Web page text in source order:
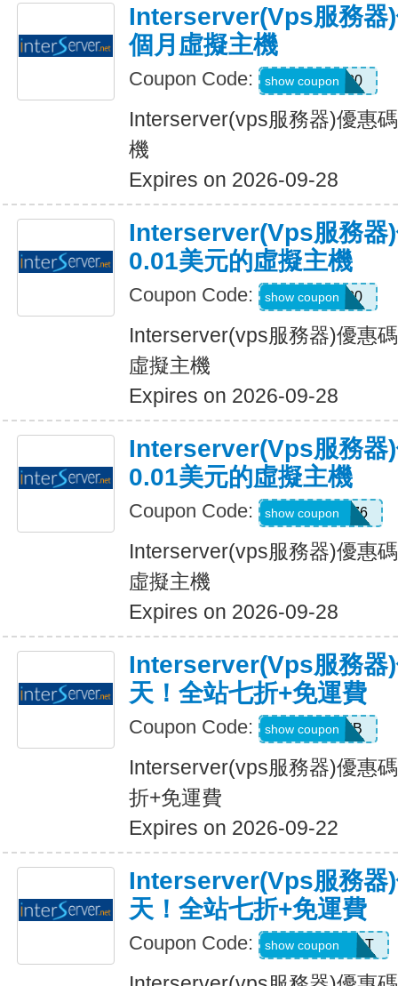
Interserver(vps服務器
個月虛擬主機
Coupon Code: GRABE80
show coupon
Interserver(vps服務器)優惠
機
Expires on 2026-09-28
Interserver(vps服務器
0.01美元的虛擬主機
Coupon Code: BAKHTU80
show coupon
Interserver(vps服務器)優惠
虛擬主機
Expires on 2026-09-28
Interserver(vps服務器
0.01美元的虛擬主機
Coupon Code: BESTHOST76
show coupon
Interserver(vps服務器)優惠
虛擬主機
Expires on 2026-09-28
Interserver(vps服務器
天！全站七折+免運費
Coupon Code: HOSTWEB
show coupon
Interserver(vps服務器)優惠
折+免運費
Expires on 2026-09-22
Interserver(vps服務器
天！全站七折+免運費
Coupon Code: SERVERHOST
show coupon